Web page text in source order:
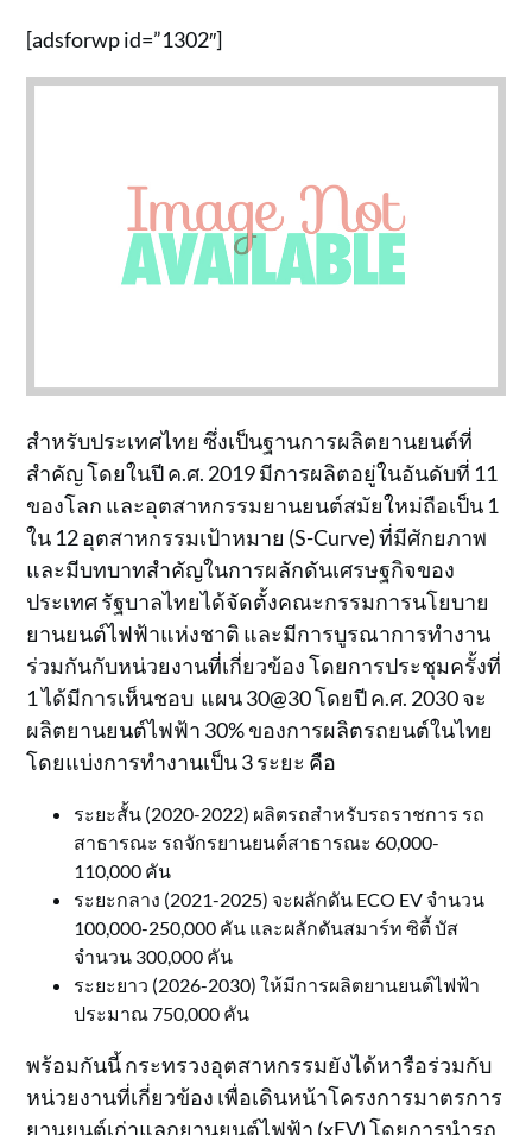
[adsforwp id=”1302″]
สำหรับประเทศไทย ซึ่งเป็นฐานการผลิตยานยนต์ที่
สำคัญ โดยในปี ค.ศ. 2019 มีการผลิตอยู่ในอันดับที่ 11
ของโลก และอุตสาหกรรมยานยนต์สมัยใหม่ถือเป็น 1
ใน 12 อุตสาหกรรมเป้าหมาย (S-Curve) ที่มีศักยภาพ
และมีบทบาทสำคัญในการผลักดันเศรษฐกิจของ
ประเทศ รัฐบาลไทยได้จัดตั้งคณะกรรมการนโยบาย
ยานยนต์ไฟฟ้าแห่งชาติ และมีการบูรณาการทำงาน
ร่วมกันกับหน่วยงานที่เกี่ยวข้อง โดยการประชุมครั้งที่
1 ได้มีการเห็นชอบ แผน 30@30 โดยปี ค.ศ. 2030 จะ
ผลิตยานยนต์ไฟฟ้า 30% ของการผลิตรถยนต์ในไทย
โดยแบ่งการทำงานเป็น 3 ระยะ คือ
ระยะสั้น (2020-2022) ผลิตรถสำหรับรถราชการ รถ
สาธารณะ รถจักรยานยนต์สาธารณะ 60,000-
110,000 คัน
ระยะกลาง (2021-2025) จะผลักดัน ECO EV จำนวน
100,000-250,000 คัน และผลักดันสมาร์ท ซิตี้ บัส
จำนวน 300,000 คัน
ระยะยาว (2026-2030) ให้มีการผลิตยานยนต์ไฟฟ้า
ประมาณ 750,000 คัน
พร้อมกันนี้ กระทรวงอุตสาหกรรมยังได้หารือร่วมกับ
หน่วยงานที่เกี่ยวข้อง เพื่อเดินหน้าโครงการมาตรการ
ยานยนต์เก่าแลกยานยนต์ไฟฟ้า (xEV) โดยการนำรถ